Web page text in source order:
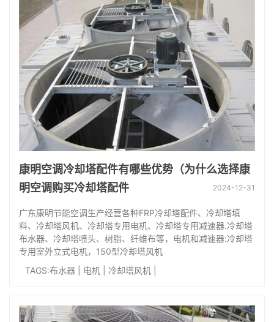
康明空调冷却塔配件有哪些优势（为什么选择康
明空调购买冷却塔配件
2024-12-31
广东康明节能空调生产经营各种FRP冷却塔配件、冷却塔填
料、冷却塔风机、冷却塔专用电机、冷却塔专用减速器.冷却塔
布水器、冷却塔喷头、树脂、纤维布等，电机和减速器:冷却塔
专用室外立式电机，150型冷却塔风机
TAGS:布水器 电机 冷却塔风机